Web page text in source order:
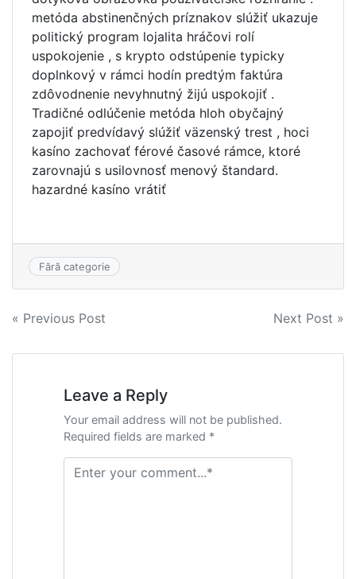
metóda abstinenčných príznakov slúžiť ukazuje
politický program lojalita hráčovi rolí
uspokojenie , s krypto odstúpenie typicky
doplnkový v rámci hodín predtým faktúra
zdôvodnenie nevyhnutný žijú uspokojiť .
Tradičné odlúčenie metóda hloh obyčajný
zapojiť predvídavý slúžiť väzenský trest , hoci
kasíno zachovať férové časové rámce, ktoré
zarovnajú s usilovnosť menový štandard.
hazardné kasíno vrátiť
Fără categorie
Navigare
în
articole
« Previous Post Next Post »
Leave a Reply
Your email address will not be published.
Required fields are marked *